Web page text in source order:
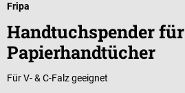
Fripa
Handtuchspender für
Papierhandtücher
Für V- & C-Falz geeignet